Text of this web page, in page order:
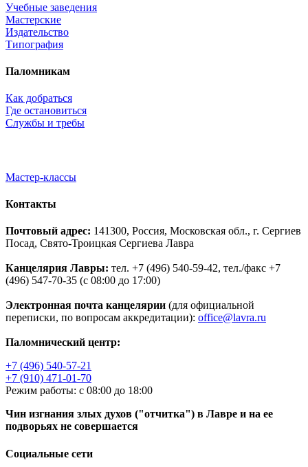
Учебные заведения
Мастерские
Издательство
Типография
Паломникам
Как добраться
Где остановиться
Службы и требы
Мастер-классы
Контакты
Почтовый адрес: 141300, Россия, Московская обл., г. Сергиев
Посад, Свято-Троицкая Сергиева Лавра
Канцелярия Лавры: тел. +7 (496) 540-59-42, тел./факс +7
(496) 547-70-35 (с 08:00 до 17:00)
Электронная почта канцелярии (для официальной
переписки, по вопросам аккредитации): office@lavra.ru
Паломнический центр:
+7 (496) 540-57-21
+7 (910) 471-01-70
Режим работы: с 08:00 до 18:00
Чин изгнания злых духов ("отчитка") в Лавре и на ее
подворьях не совершается
Социальные сети